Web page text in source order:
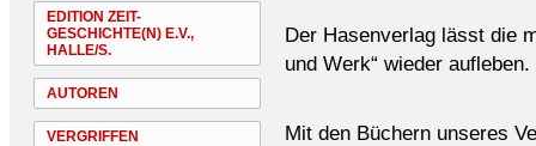
EDITION ZEIT-
GESCHICHTE(N) E.V.,
HALLE/S.
AUTOREN
VERGRIFFEN
Der Hasenverlag lässt die
und Werk“ wieder aufleben.
Mit den Büchern unseres